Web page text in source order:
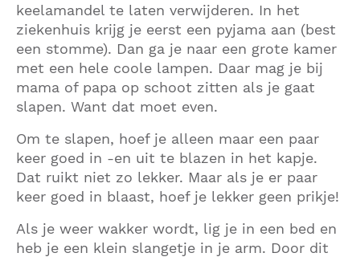
keelamandel te laten verwijderen. In het
ziekenhuis krijg je eerst een pyjama aan (best
een stomme). Dan ga je naar een grote kamer
met een hele coole lampen. Daar mag je bij
mama of papa op schoot zitten als je gaat
slapen. Want dat moet even.
Om te slapen, hoef je alleen maar een paar
keer goed in -en uit te blazen in het kapje.
Dat ruikt niet zo lekker. Maar als je er paar
keer goed in blaast, hoef je lekker geen prikje!
Als je weer wakker wordt, lig je in een bed en
heb je een klein slangetje in je arm. Door dit